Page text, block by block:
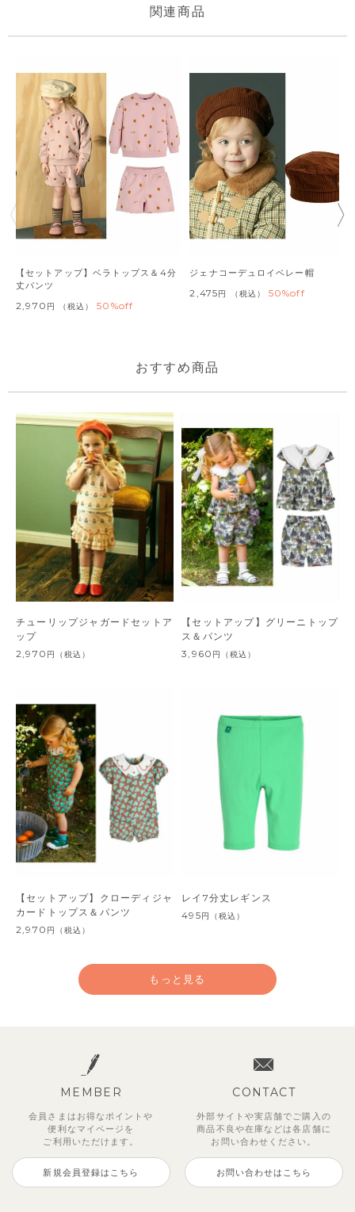
【セットアップ】ベラトップス＆4分
丈パンツ
2,970 税込 50%off
ジェナコーデュロイベレー帽
2,475 税込 50%off
おすすめ商品
チューリップジャガードセットア
ップ
2,970 円 （税込）
【セットアップ】グリーニトップ
ス＆パンツ
3,960 円 （税込）
【セットアップ】クローディジャ
カードトップス＆パンツ
2,970 円 （税込）
レイ7分丈レギンス
495円 （税込）
もっと見る
MEMBER
会員さまはお得なポイントや
便利な マイページを
ご利用いただけます。
新規会員登録はこちら
CONTACT
外部サイトや実店舗でご購入の
商品不良や在庫などは各店舗に
お問い合わせください。
お問い合わせはこちら